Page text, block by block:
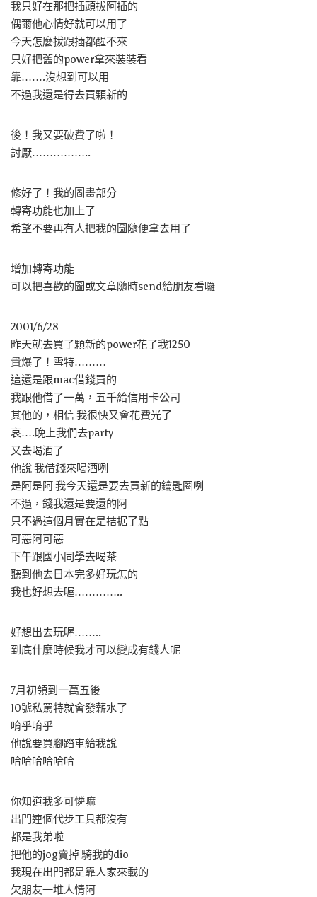
我只好在那把插頭拔阿插的
偶爾他心情好就可以用了
今天怎麼拔跟插都醒不來
只好把舊的power拿來裝裝看
靠…….沒想到可以用
不過我還是得去買顆新的
後！我又要破費了啦！
討厭……………..
修好了！我的圖畫部分
轉寄功能也加上了
希望不要再有人把我的圖隨便拿去用了
增加轉寄功能
可以把喜歡的圖或文章隨時send給朋友看囉
2001/6/28
昨天就去買了顆新的power花了我1250
貴爆了！雪特………
這還是跟mac借錢買的
我跟他借了一萬，五千給信用卡公司
其他的，相信 我很快又會花費光了
哀….晚上我們去party
又去喝酒了
他說 我借錢來喝酒咧
是阿是阿 我今天還是要去買新的鑰匙圈咧
不過，錢我還是要還的阿
只不過這個月實在是拮据了點
可惡阿可惡
下午跟國小同學去喝茶
聽到他去日本完多好玩怎的
我也好想去喔…………..
好想出去玩喔……..
到底什麼時候我才可以變成有錢人呢
7月初領到一萬五後
10號私罵特就會發薪水了
唷乎唷乎
他說要買腳踏車給我說
哈哈哈哈哈哈
你知道我多可憐嘛
出門連個代步工具都沒有
都是我弟啦
把他的jog賣掉 騎我的dio
我現在出門都是靠人家來載的
欠朋友一堆人情阿